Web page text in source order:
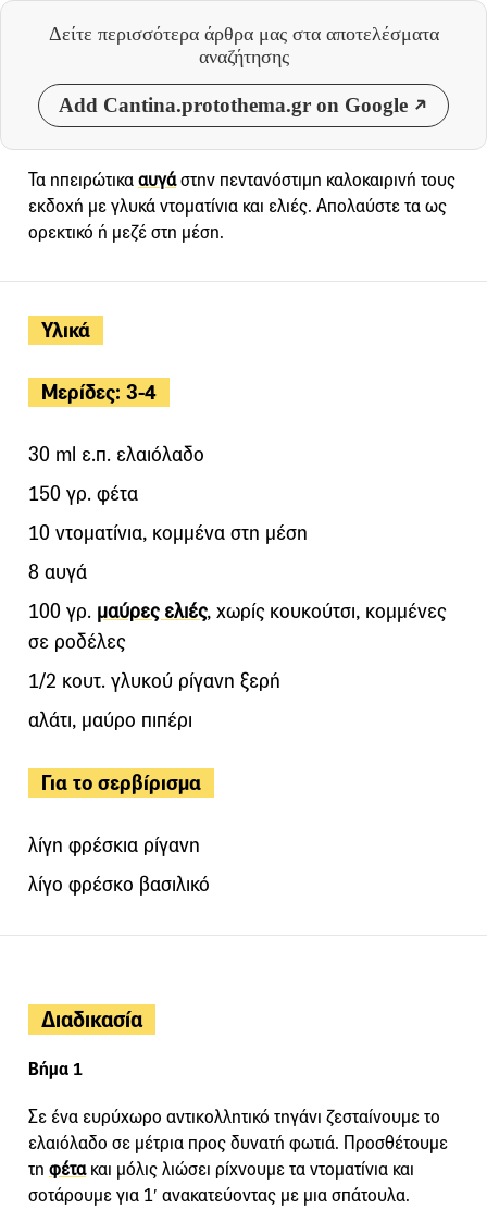
Δείτε περισσότερα άρθρα μας στα αποτελέσματα
αναζήτησης
Add Cantina.protothema.gr on Google
Υλικά
Μερίδες: 3-4
30 ml ε.π. ελαιόλαδο
150 γρ. φέτα
10 ντοματίνια, κομμένα στη μέση
8 αυγά
100 γρ. μαύρες ελιές, χωρίς κουκούτσι, κομμένες
σε ροδέλες
1/2 κουτ. γλυκού ρίγανη ξερή
αλάτι, μαύρο πιπέρι
Για το σερβίρισμα
λίγη φρέσκια ρίγανη
λίγο φρέσκο βασιλικό
Τα ηπειρώτικααυγάστην πεντανόστιμη καλοκαιρινή τους
εκδοχή με γλυκά ντοματίνια και ελιές. Απολαύστε τα ως
ορεκτικό ή μεζέ στη μέση.
Διαδικασία
Βήμα 1
Σε ένα ευρύχωρο αντικολλητικό τηγάνι ζεσταίνουμε το
ελαιόλαδο σε μέτρια προς δυνατή φωτιά. Προσθέτουμε
τη φέτακαι μόλις λιώσει ρίχνουμε τα ντοματίνια και
σοτάρουμε για 1′ ανακατεύοντας με μια σπάτουλα.